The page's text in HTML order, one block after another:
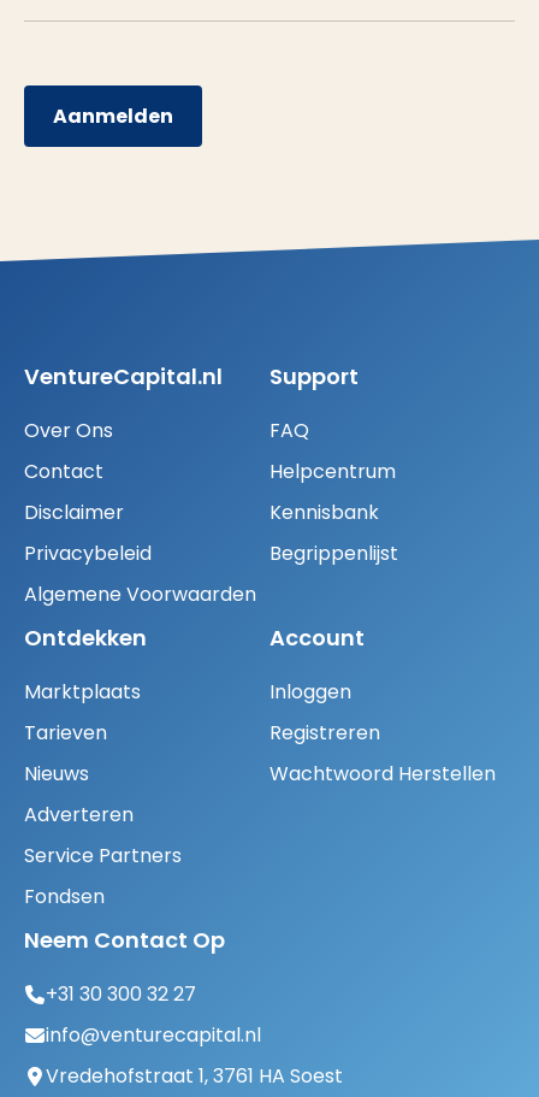
Aanmelden
VentureCapital.nl
Over Ons
Contact
Disclaimer
Privacybeleid
Algemene Voorwaarden
Support
FAQ
Helpcentrum
Kennisbank
Begrippenlijst
Ontdekken
Marktplaats
Tarieven
Nieuws
Adverteren
Service Partners
Fondsen
Account
Inloggen
Registreren
Wachtwoord Herstellen
Neem Contact Op
+31 30 300 32 27
info@venturecapital.nl
Vredehofstraat 1, 3761 HA Soest